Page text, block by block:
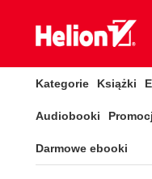
Kategorie Książki
Audiobooki
Darmowe ebooki